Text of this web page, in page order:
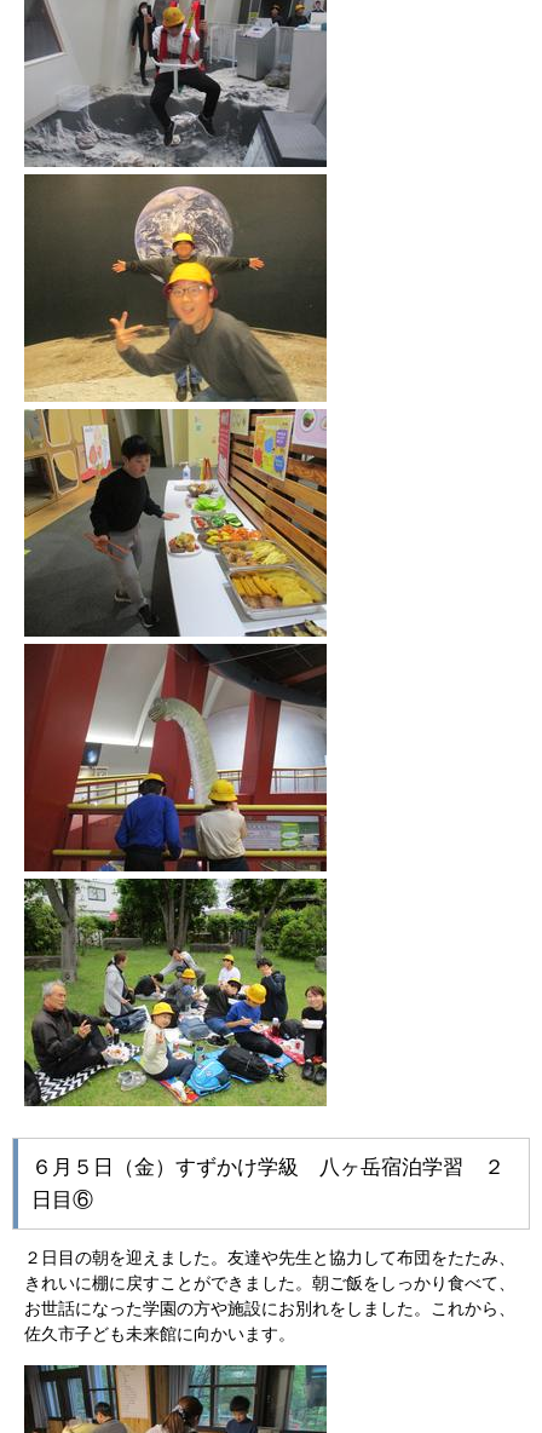
６月５日（金）すずかけ学級 八ヶ岳宿泊学習 ２
日目⑥
２日目の朝を迎えました。友達や先生と協力して布団をたたみ、
きれいに棚に戻すことができました。朝ご飯をしっかり食べて、
お世話になった学園の方や施設にお別れをしました。これから、
佐久市子ども未来館に向かいます。